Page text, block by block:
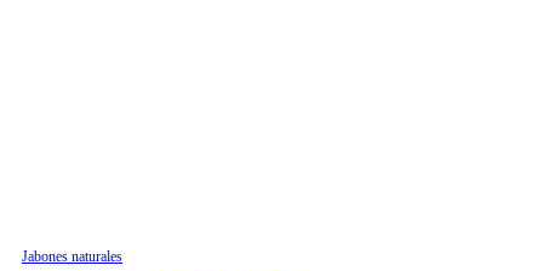
Jabones naturales